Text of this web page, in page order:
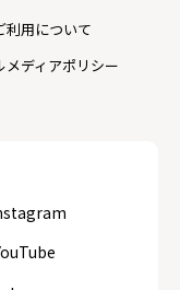
利用について
メディアポリシー